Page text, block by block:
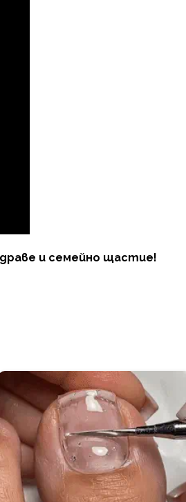
и семейно щастие!